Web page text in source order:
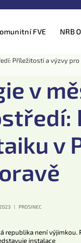
FVE NRB
Příležitosti a výzvy
v
v
PROSINEC
republika není výjimkou.
instalace